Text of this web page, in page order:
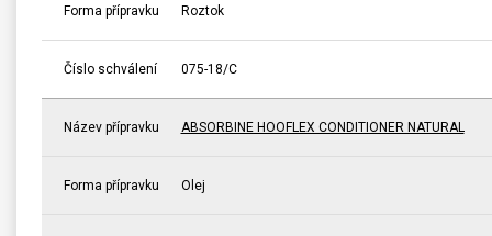
Forma přípravku Roztok
Číslo schválení 075-18/C
Název přípravku ABSORBINE HOOFLEX CONDITIONER NATURAL
Forma přípravku Olej